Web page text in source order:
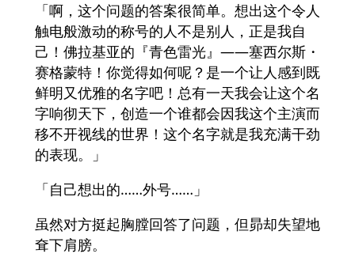
「啊，这个问题的答案很简单。想出这个令人
触电般激动的称号的人不是别人，正是我自
己！佛拉基亚的『青色雷光』——塞西尔斯・
赛格蒙特！你觉得如何呢？是一个让人感到既
鲜明又优雅的名字吧！总有一天我会让这个名
字响彻天下，创造一个谁都会因我这个主演而
移不开视线的世界！这个名字就是我充满干劲
的表现。」
「自己想出的……外号……」
虽然对方挺起胸膛回答了问题，但昴却失望地
耷下肩膀。